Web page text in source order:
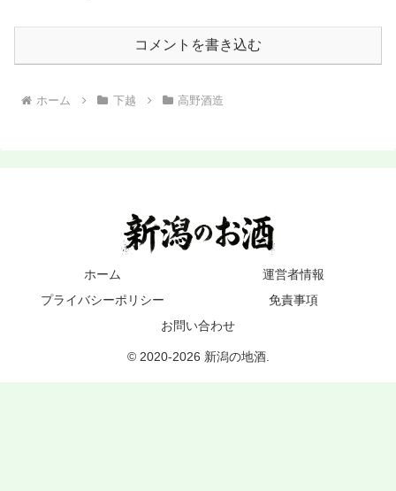
コメントを書き込む
ホーム 下越 高野酒造
ホーム
運営者情報
プライバシーポリシー
免責事項
お問い合わせ
© 2020-2026 新潟の地酒.